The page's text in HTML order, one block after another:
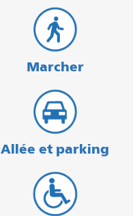
Marcher
Allée et parking